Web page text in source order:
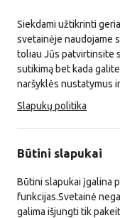
Siekdami užtikrinti
svetainėje naudojame
toliau Jūs patvirtinsite
sutikimą bet kada
naršyklės nustatymus
Slapukų politika
Būtini slapukai
Būtini slapukai įgalina
funkcijas.Svetainė
galima išjungti tik
LKT
Titulinis